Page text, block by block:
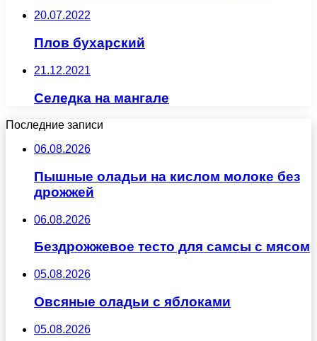
20.07.2022
Плов бухарский
21.12.2021
Селедка на мангале
Последние записи
06.08.2026
Пышные оладьи на кислом молоке без
дрожжей
06.08.2026
Бездрожжевое тесто для самсы с мясом
05.08.2026
Овсяные оладьи с яблоками
05.08.2026